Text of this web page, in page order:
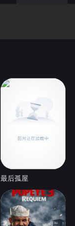
最后孤屋